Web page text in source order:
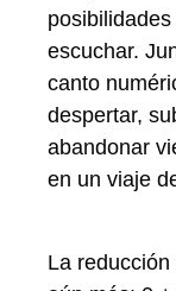
escuchar.
canto
despertar,
abandonar
en un viaje
La